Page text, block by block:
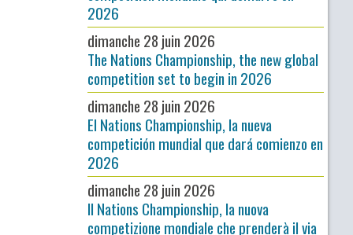
2026
dimanche 28 juin 2026
The Nations Championship, the new global
competition set to begin in 2026
dimanche 28 juin 2026
El Nations Championship, la nueva
competición mundial que dará comienzo en
2026
dimanche 28 juin 2026
Il Nations Championship, la nuova
competizione mondiale che prenderà il via